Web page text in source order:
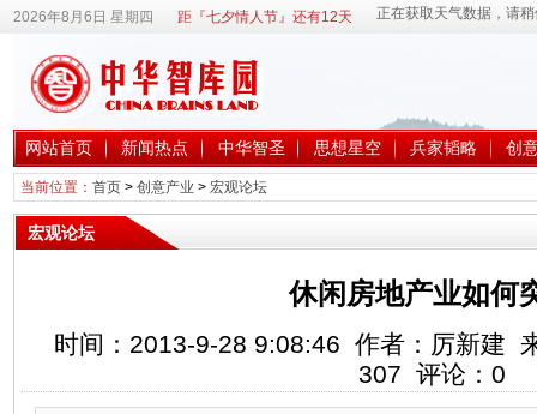
2026年8月6日 星期四 距『七夕情人节』还有12天
网站首页 新闻热点 中华智圣 思想星空 兵家韬略 创
当前位置： 首页> 创意产业 > 宏观论坛
宏观论坛
休闲房地产业如何
时间：2013-9-28 9:08:46 作者：厉新建
307 评论： 0